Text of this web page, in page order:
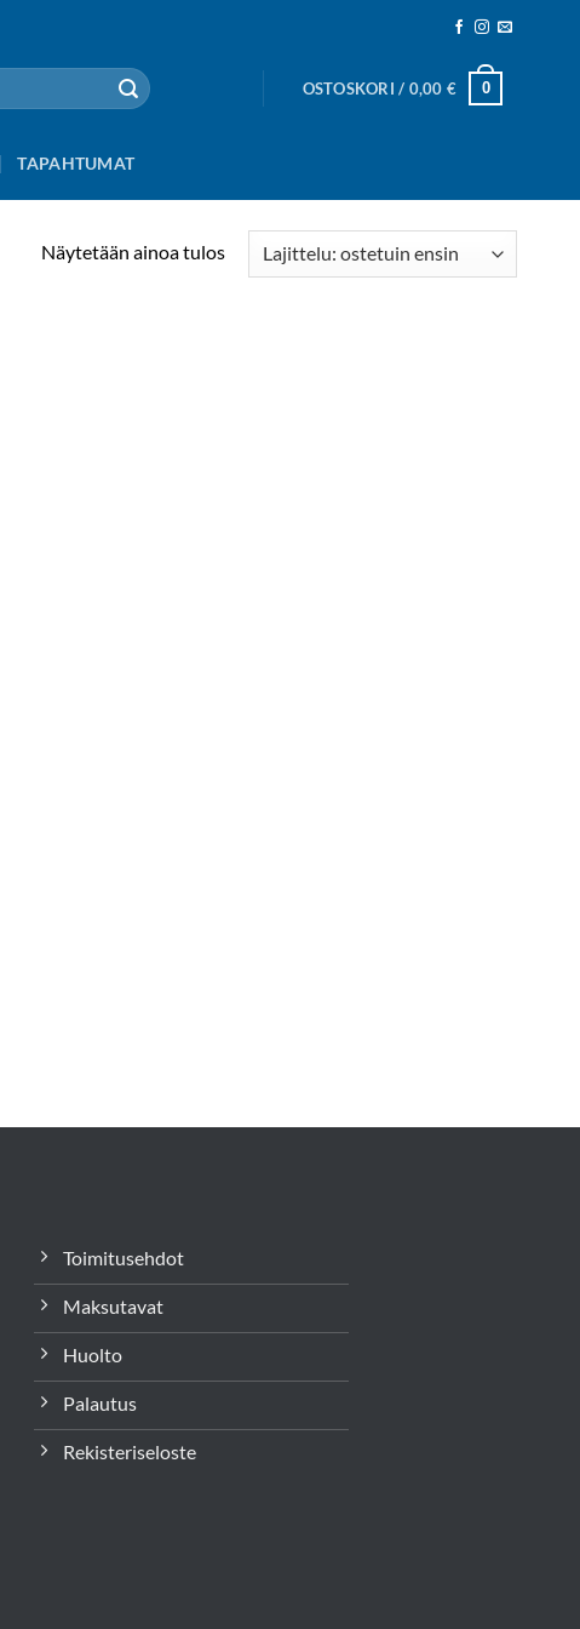
OSTOSKORI / 0,00 € 0
TAPAHTUMAT
Näytetään ainoa tulos
Toimitusehdot
Maksutavat
Huolto
Palautus
Rekisteriseloste